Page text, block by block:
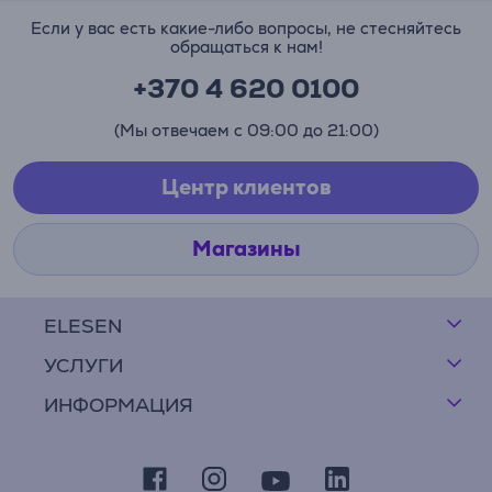
ELESEN
УСЛУГИ
ИНФОРМАЦИЯ
Если у вас есть какие-либо вопросы, не стесняйтесь
обращаться к нам!
+370 4 620 0100
(Мы отвечаем с 09:00 до 21:00)
Центр клиентов
Магазины